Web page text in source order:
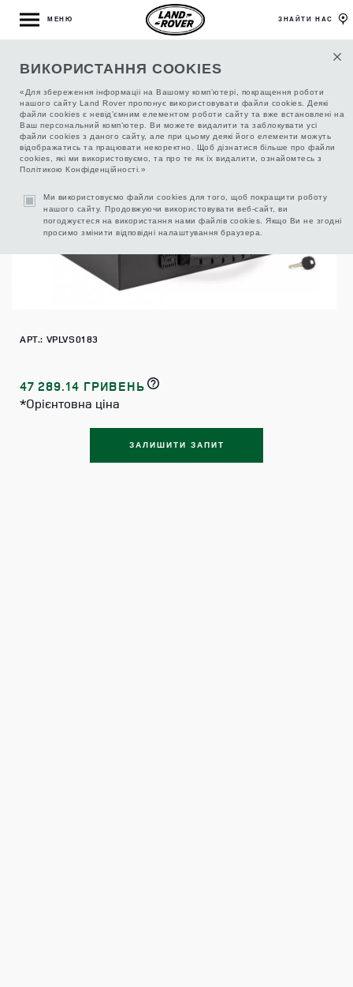
ВИКОРИСТАННЯ COOKIES
«Для збереження інформаціі на Вашому комп’ютері, покращення роботи
нашого сайту Land Rover пропонує використовувати файли cookies. Деякі
файли cookies є невід’ємним елементом роботи сайту та вже встановлені на
Ваш персональний комп’ютер. Ви можете видалити та заблокувати усі
файли cookies з даного сайту, але при цьому деякі його елементи можуть
відображатись та працювати некоректно. Щоб дізнатися більше про файли
cookies, які ми використовуємо, та про те як їх видалити, ознайомтесь з
Політикою Конфіденційності.»
Ми використовуємо файли cookies для того, щоб покращити роботу
нашого сайту. Продовжуючи використовувати веб-сайт, ви
погоджуєтеся на використання нами файлів cookies. Якщо Ви не згодні
просимо змінити відповідні налаштування браузера.
МЕНЮ ЗНАЙТИ НАС
СЕЙФ-КОНТЕЙНЕР
АРТ.: VPLVS0183
47 289.14 ГРИВЕНЬ
*Орієнтовна ціна
ЗАЛИШИТИ ЗАПИТ